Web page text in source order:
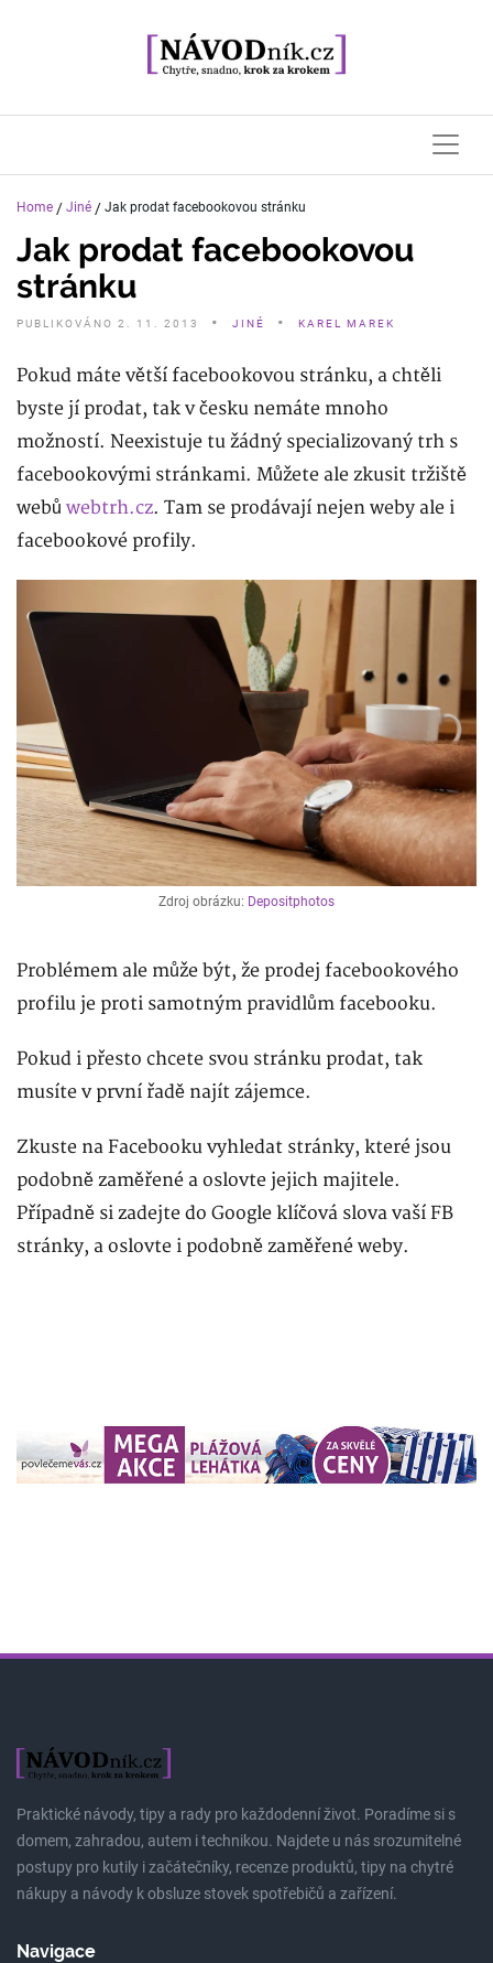
Home / Jiné / Jak prodat facebookovou stránku
Jak prodat facebookovou
stránku
PUBLIKOVÁNO 2 11 2013 JINÉ KAREL MAREK
Pokud máte větší facebookovou stránku, a chtěli
byste jí prodat, tak v česku nemáte mnoho
možností. Neexistuje tu žádný specializovaný trh s
facebookovými stránkami. Můžete ale zkusit tržiště
webů webtrh.cz. Tam se prodávají nejen weby ale i
facebookové profily.
Zdroj obrázku: Depositphotos
Problémem ale může být, že prodej facebookového
profilu je proti samotným pravidlům facebooku.
Pokud i přesto chcete svou stránku prodat, tak
musíte v první řadě najít zájemce.
Zkuste na Facebooku vyhledat stránky, které jsou
podobně zaměřené a oslovte jejich majitele.
Případně si zadejte do Google klíčová slova vaší FB
stránky, a oslovte i podobně zaměřené weby.
Praktické návody, tipy a rady pro každodenní život. Poradíme si s
domem, zahradou, autem i technikou. Najdete u nás srozumitelné
postupy pro kutily i začátečníky, recenze produktů, tipy na chytré
nákupy a návody k obsluze stovek spotřebičů a zařízení.
Navigace